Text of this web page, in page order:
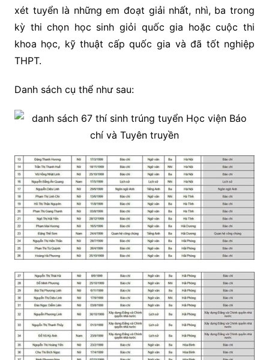
xét tuyển là những em đoạt giải nhất, nhì, ba trong
kỳ thi chọn học sinh giỏi quốc gia hoặc cuộc thi
khoa học, kỹ thuật cấp quốc gia và đã tốt nghiệp
THPT.
Danh sách cụ thể như sau: